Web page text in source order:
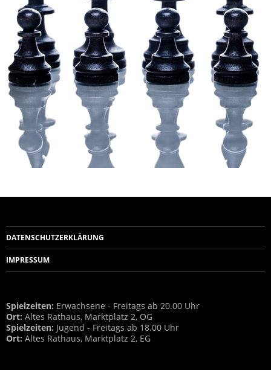
DATENSCHUTZERKLÄRUNG
IMPRESSUM
Spielzeiten: Erwachsene - Freitags ab 20.00 Uhr
Ort: Altes Rathaus, Marktplatz 2, OG
Spielzeiten: Jugend - Freitags ab 18.00 Uhr
Ort: Altes Rathaus, Marktplatz 2, EG